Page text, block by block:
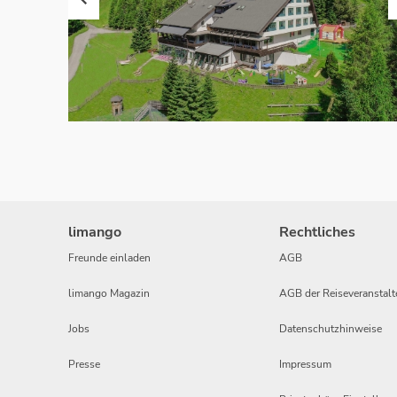
limango
Freunde einladen
limango Magazin
Jobs
Presse
Rechtliches
AGB
AGB der
Datenschutzhinweise
Impressum